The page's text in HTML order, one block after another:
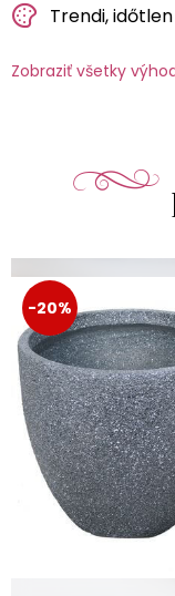
Trendi,
Zobraziť všetky
-20%